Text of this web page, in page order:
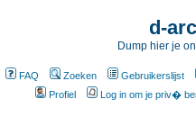
d-
Dump hier je
FAQ Zoeken Gebruikerslijst
Profiel
Log in om je priv�